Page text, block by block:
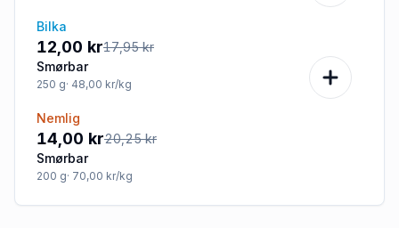
-33%
Bilka
12,00 kr17,95 kr
Smørbar
250 g· 48,00 kr/kg
-31%
Nemlig
14,00 kr20,25 kr
Smørbar
200 g· 70,00 kr/kg